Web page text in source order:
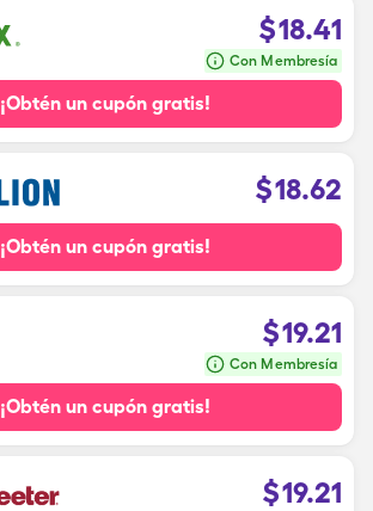
$18.41
Con Membresía
¡Obtén un cupón gratis!
$18.62
¡Obtén un cupón gratis!
$19.21
Con Membresía
¡Obtén un cupón gratis!
$19.21